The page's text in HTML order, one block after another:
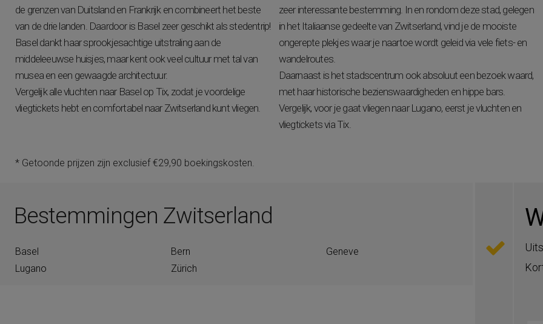
de grenzen van Duitsland en Frankrijk en combineert het beste
van de drie landen. Daardoor is Basel zeer geschikt als stedentrip!
Basel dankt haar sprookjesachtige uitstraling aan de
middeleeuwse huisjes, maar kent ook veel cultuur met tal van
musea en een gewaagde architectuur.
Vergelijk alle vluchten naar Basel op Tix, zodat je voordelige
vliegtickets hebt en comfortabel naar Zwitserland kunt vliegen.
zeer interessante bestemming. In en rondom deze stad, gelegen
in het Italiaanse gedeelte van Zwitserland, vind je de mooiste
ongerepte plekjes waar je naartoe wordt geleid via vele fiets- en
wandelroutes.
Daarnaast is het stadscentrum ook absoluut een bezoek waard,
met haar historische bezienswaardigheden en hippe bars.
Vergelijk, voor je gaat vliegen naar Lugano, eerst je vluchten en
vliegtickets via Tix.
* Getoonde prijzen zijn exclusief €29,90 boekingskosten.
Bestemmingen Zwitserland
Basel Bern
Geneve
Lugano
Zürich